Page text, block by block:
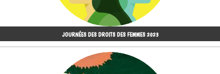
JOURNÉES DES DROITS DES FEMMES 2023